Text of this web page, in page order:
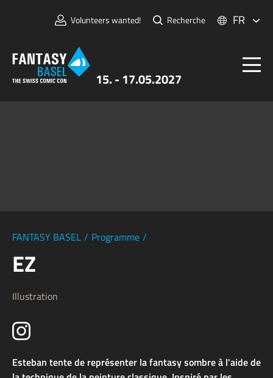
15. - 17.05.2027
Volunteers wanted! Recherche FR
FANTASY BASEL / Programme /
EZ
Illustration
Esteban tente de représenter la fantasy sombre à l'aide de